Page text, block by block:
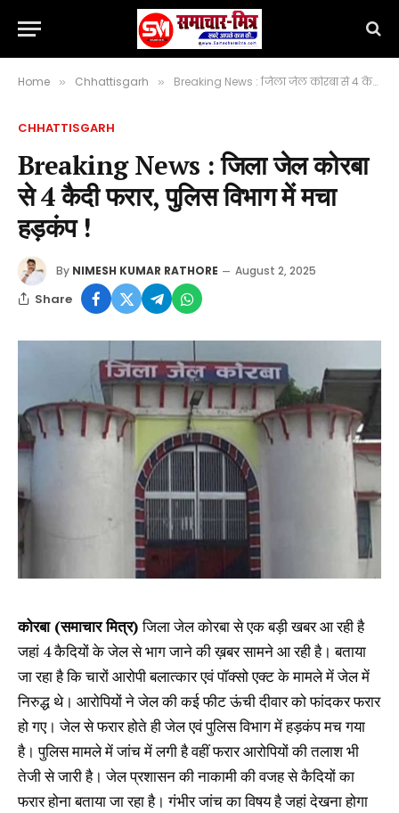
Home » Chhattisgarh » Breaking News : जिला जेल कोरबा से 4 कैदी फरार, पुलिस विभाग में मचा हड़कंप !
CHHATTISGARH
Breaking News : जिला जेल कोरबा
से 4 कैदी फरार, पुलिस विभाग में मचा
हड़कंप !
By NIMESH KUMAR RATHORE August 2, 2025
Share
कोरबा (समाचार मित्र)जिला जेल कोरबा से एक बड़ी खबर आ रही है
जहां 4 कैदियों के जेल से भाग जाने की ख़बर सामने आ रही है। बताया
जा रहा है कि चारों आरोपी बलात्कार एवं पॉक्सो एक्ट के मामले में जेल में
निरुद्ध थे। आरोपियों ने जेल की कई फीट ऊंची दीवार को फांदकर फरार
हो गए। जेल से फरार होते ही जेल एवं पुलिस विभाग में हड़कंप मच गया
है। पुलिस मामले में जांच में लगी है वहीं फरार आरोपियों की तलाश भी
तेजी से जारी है। जेल प्रशासन की नाकामी की वजह से कैदियों का
फरार होना बताया जा रहा है। गंभीर जांच का विषय है जहां देखना होगा